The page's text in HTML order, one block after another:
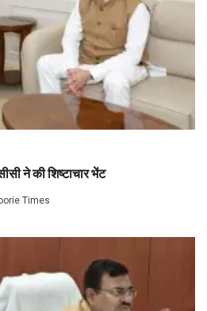
ने की शिष्टाचार भेंट
Times